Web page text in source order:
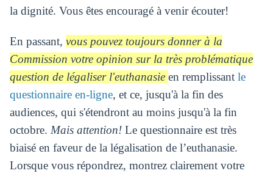
la dignité. Vous êtes encouragé à venir écouter!
En passant, vous pouvez toujours donner à la
Commission votre opinion sur la très problématique
question de légaliser l'euthanasie en remplissantle
questionnaire en-ligne, et ce, jusqu'à la fin des
audiences, qui s'étendront au moins jusqu'à la fin
octobre. Mais attention!Le questionnaire est très
biaisé en faveur de la légalisation de l’euthanasie.
Lorsque vous répondrez, montrez clairement votre